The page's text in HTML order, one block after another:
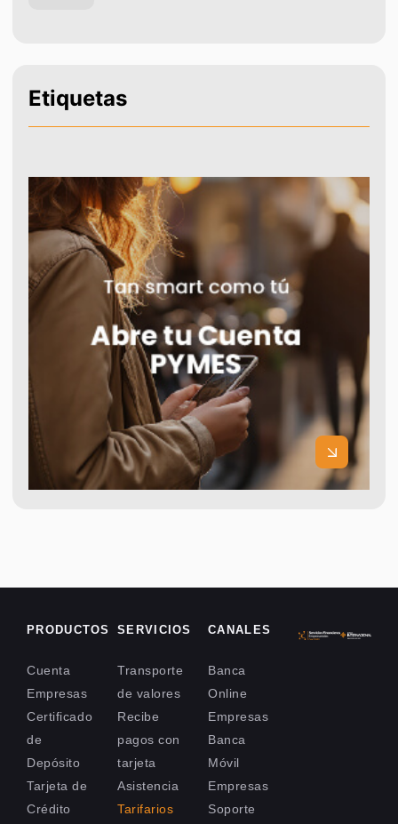
Etiquetas
PRODUCTOS
Cuenta
Empresas
Certificado
de
Depósito
Tarjeta de
Crédito
SERVICIOS
Transporte
de valores
Recibe
pagos con
tarjeta
Asistencia
Tarifarios
CANALES
Banca
Online
Empresas
Banca
Móvil
Empresas
Soporte